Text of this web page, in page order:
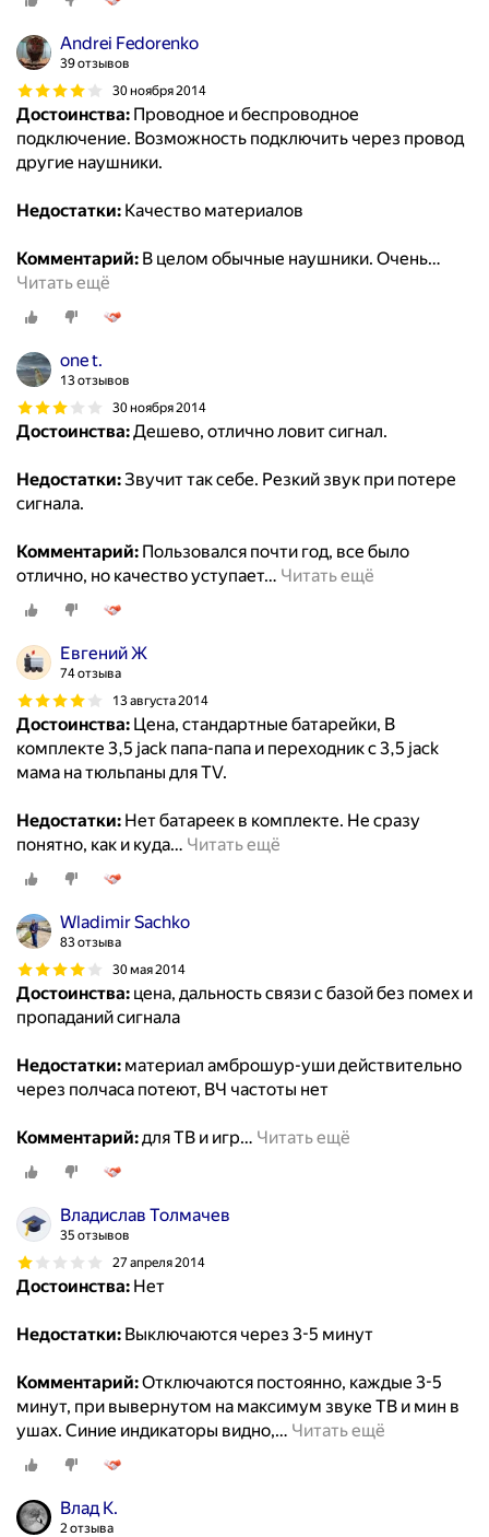
Andrei Fedorenko
39 отзывов
30 ноября 2014
Достоинства: Проводное и беспроводное
подключение. Возможность подключить через провод
другие наушники.
Недостатки: Качество материалов
Комментарий: В целом обычные наушники. Очень…
Читать ещё
one t.
13 отзывов
30 ноября 2014
Достоинства:Дешево, отлично ловит сигнал.
Недостатки:Звучит так себе. Резкий звук при потере
сигнала.
Комментарий: Пользовался почти год, все было
отлично, но качество уступает… Читать ещё
Евгений Ж
74 отзыва
13 августа 2014
Достоинства: Цена, стандартные батарейки, В
комплекте 3,5 jack папа-папа и переходник с 3,5 jack
мама на тюльпаны для TV.
Недостатки: Нет батареек в комплекте. Не сразу
понятно, как и куда… Читать ещё
Wladimir Sachko
83 отзыва
30 мая 2014
Достоинства: цена, дальность связи с базой без помех и
пропаданий сигнала
Недостатки: материал амброшур-уши действительно
через полчаса потеют, ВЧ частоты нет
Комментарий:для ТВ и игр… Читать ещё
Владислав Толмачев
35 отзывов
27 апреля 2014
Достоинства: Нет
Недостатки: Выключаются через 3-5 минут
Комментарий:Отключаются постоянно, каждые 3-5
минут, при вывернутом на максимум звуке ТВ и мин в
ушах. Синие индикаторы видно,… Читать ещё
Влад К.
2 отзыва